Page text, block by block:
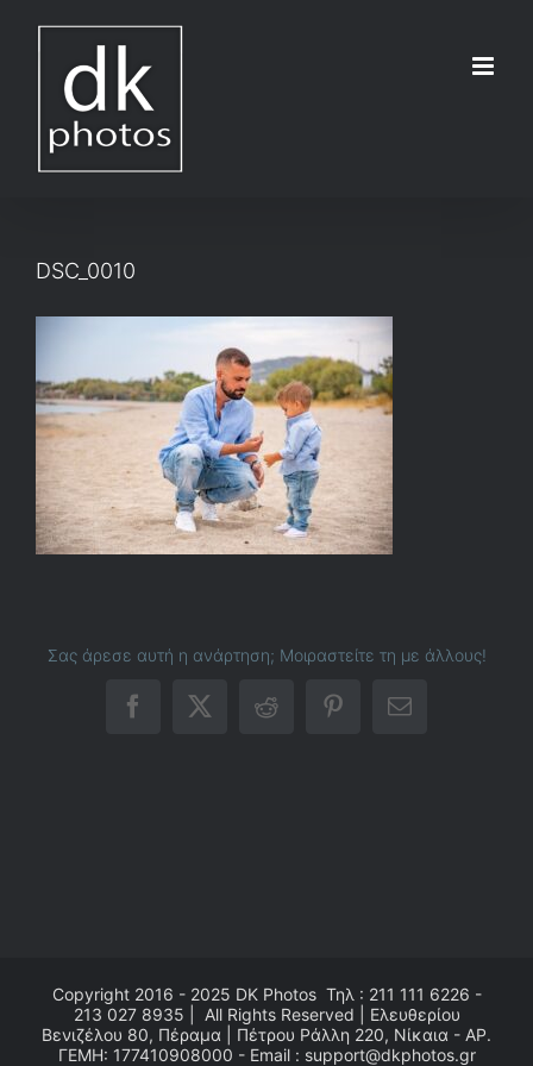
DSC_0010
Σας άρεσε αυτή η ανάρτηση; Μοιραστείτε τη με άλλους!
Facebook
X RedditPinterestEmail
Copyright 2016 - 2025 DK PhotosΤηλ : 211 111 6226 -
213 027 8935 | All Rights Reserved | Ελευθερίου
Βενιζέλου 80, Πέραμα | Πέτρου Ράλλη 220, Νίκαια - ΑΡ.
ΓΕΜΗ: 177410908000 - Email : support@dkphotos.gr